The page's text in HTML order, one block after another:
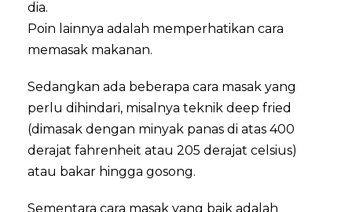
dia.
Poin lainnya adalah memperhatikan cara
memasak makanan.
Sedangkan ada beberapa cara masak yang
perlu dihindari, misalnya teknik deep fried
(dimasak dengan minyak panas di atas 400
derajat fahrenheit atau 205 derajat celsius)
atau bakar hingga gosong.
Sementara cara masak yang baik adalah